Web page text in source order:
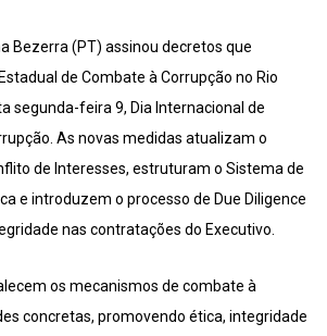
Bezerra (PT) assinou decretos que
de Combate à Corrupção no Rio
segunda-feira 9, Dia Internacional de
As novas medidas atualizam o
de Interesses, estruturam o Sistema de
e introduzem o processo de Due Diligence
nas contratações do Executivo.
os mecanismos de combate à
concretas, promovendo ética, integridade